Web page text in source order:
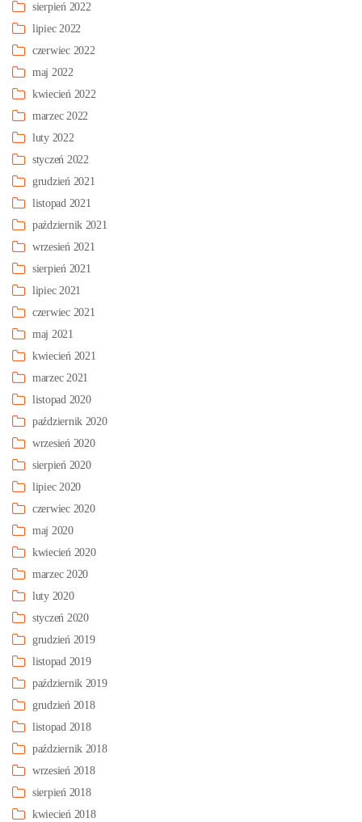
sierpień 2022
lipiec 2022
czerwiec 2022
maj 2022
kwiecień 2022
marzec 2022
luty 2022
styczeń 2022
grudzień 2021
listopad 2021
październik 2021
wrzesień 2021
sierpień 2021
lipiec 2021
czerwiec 2021
maj 2021
kwiecień 2021
marzec 2021
listopad 2020
październik 2020
wrzesień 2020
sierpień 2020
lipiec 2020
czerwiec 2020
maj 2020
kwiecień 2020
marzec 2020
luty 2020
styczeń 2020
grudzień 2019
listopad 2019
październik 2019
grudzień 2018
listopad 2018
październik 2018
wrzesień 2018
sierpień 2018
kwiecień 2018